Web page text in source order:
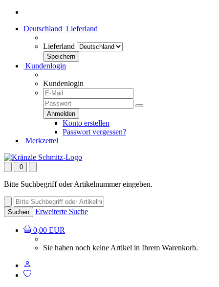
Deutschland Lieferland
Lieferland
Kundenlogin
Kundenlogin
Konto erstellen
Passwort vergessen?
Merkzettel
0
Bitte Suchbegriff oder Artikelnummer eingeben.
Suchen Erweiterte Suche
0,00 EUR
Sie haben noch keine Artikel in Ihrem Warenkorb.